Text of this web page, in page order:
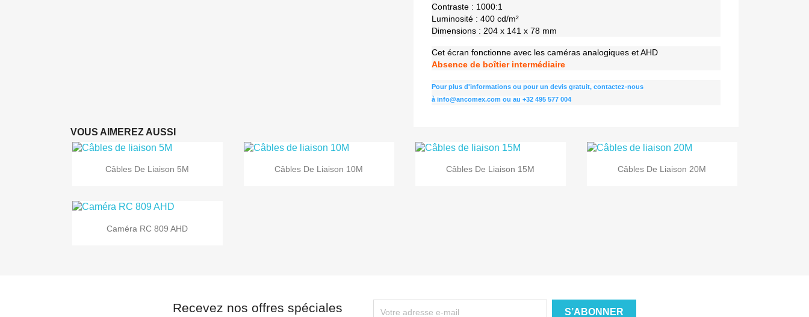
Contraste : 1000:1
Luminosité : 400 cd/m²
Dimensions : 204 x 141 x 78 mm
Cet écran fonctionne avec les caméras analogiques et AHD
Absence de boîtier intermédiaire
Pour plus d'informations ou pour un devis gratuit, contactez-nous
à info@ancomex.com ou au +32 495 577 004
VOUS AIMEREZ AUSSI
 Aperçu rapide
Câbles De Liaison 5M  Aperçu rapide
Câbles De Liaison 10M  Aperçu rapide
Câbles De Liaison 15M  Aperçu rapide
Câbles De Liaison 20M
 Aperçu rapide
Caméra RC 809 AHD
Recevez nos offres spéciales